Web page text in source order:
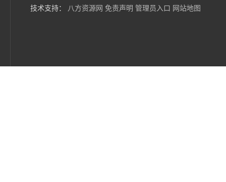
技术支持：
八方资源网 免责声明 管理员入口 网站地图